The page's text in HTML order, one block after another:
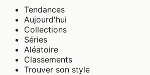
Tendances
Aujourd'hui
Collections
Séries
Aléatoire
Classements
Trouver son style